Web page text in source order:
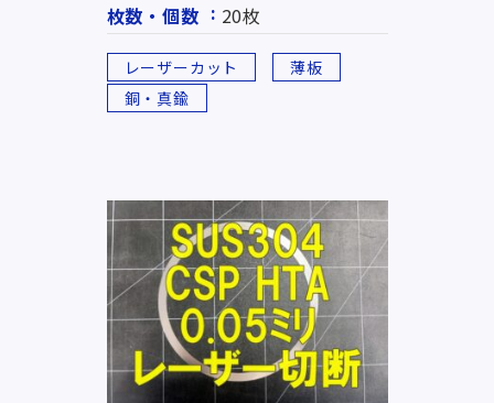
枚数・個数
20枚
レーザーカット
薄板
銅・真鍮